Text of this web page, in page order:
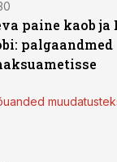
paine kaob ja
palgaandmed